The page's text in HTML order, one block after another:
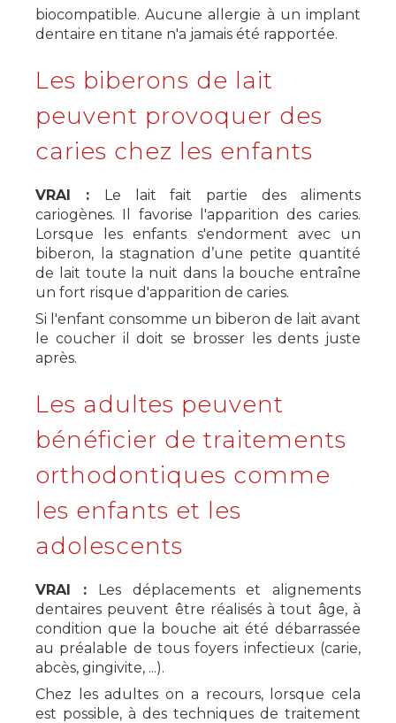
biocompatible. Aucune allergie à un implant
dentaire en titane n'a jamais été rapportée.
Les biberons de lait
peuvent provoquer des
caries chez les enfants
VRAI : Le lait fait partie des aliments
cariogènes. Il favorise l'apparition des caries.
Lorsque les enfants s'endorment avec un
biberon, la stagnation d’une petite quantité
de lait toute la nuit dans la bouche entraîne
un fort risque d'apparition de caries.
Si l'enfant consomme un biberon de lait avant
le coucher il doit se brosser les dents juste
après.
Les adultes peuvent
bénéficier de traitements
orthodontiques comme
les enfants et les
adolescents
VRAI : Les déplacements et alignements
dentaires peuvent être réalisés à tout âge, à
condition que la bouche ait été débarrassée
au préalable de tous foyers infectieux (carie,
abcès, gingivite, ...).
Chez les adultes on a recours, lorsque cela
est possible, à des techniques de traitement